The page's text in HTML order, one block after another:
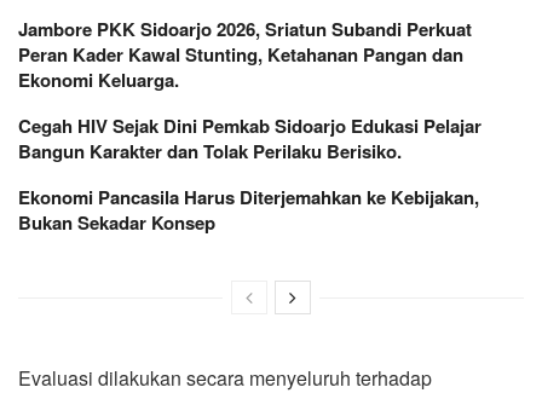
Jambore PKK Sidoarjo 2026, Sriatun Subandi Perkuat
Peran Kader Kawal Stunting, Ketahanan Pangan dan
Ekonomi Keluarga.
Cegah HIV Sejak Dini Pemkab Sidoarjo Edukasi Pelajar
Bangun Karakter dan Tolak Perilaku Berisiko.
Ekonomi Pancasila Harus Diterjemahkan ke Kebijakan,
Bukan Sekadar Konsep
Evaluasi dilakukan secara menyeluruh terhadap